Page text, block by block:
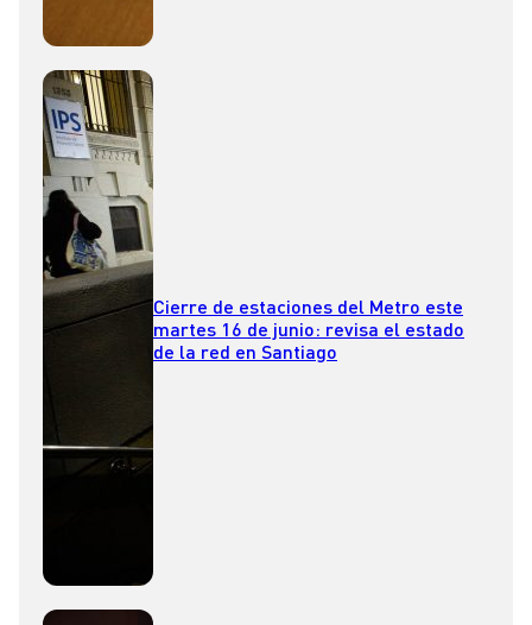
Cierre de estaciones del Metro este
martes 16 de junio: revisa el estado
de la red en Santiago